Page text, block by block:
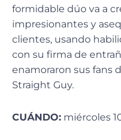
formidable dúo va a
impresionantes y
clientes, usando
con su firma de
enamoraron sus fans
Straight Guy.
CUÁNDO: miércoles